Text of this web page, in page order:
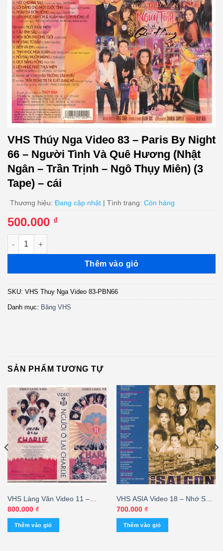
VHS Thúy Nga Video 83 – Paris By Night
66 – Người Tình Và Quê Hương (Nhật
Ngân – Trần Trịnh – Ngô Thụy Miên) (3
Tape) – cái
Thương hiệu: Đang cập nhật | Tình trạng: Còn hàng
500.000 ₫
VHS Thúy Nga Video 83 - Paris By Night 66 - Người Tình Và
Thêm vào giỏ
SKU: VHS Thuy Nga Video 83-PBN66
Danh mục: Băng VHS
SẢN PHẨM TƯƠNG TỰ
VHS Làng Văn Video 11 –
Người Ở Lại Charlie
800.000 ₫
Thêm vào giỏ
VHS ASIA Video 18 – Nhớ Sài
Gòn
700.000 ₫
Thêm vào giỏ